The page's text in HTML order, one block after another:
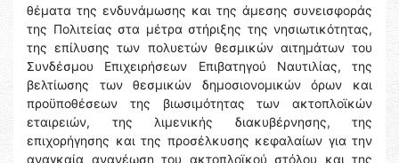
θέματα της ενδυνάμωσης και της άμεσης συνεισφοράς
της Πολιτείας στα μέτρα στήριξης της νησιωτικότητας,
της επίλυσης των πολυετών θεσμικών αιτημάτων του
Συνδέσμου Επιχειρήσεων Επιβατηγού Ναυτιλίας, της
βελτίωσης των θεσμικών δημοσιονομικών όρων και
προϋποθέσεων της βιωσιμότητας των ακτοπλοϊκών
εταιρειών, της λιμενικής διακυβέρνησης, της
επιχορήγησης και της προσέλκυσης κεφαλαίων για την
αναγκαία ανανέωση του ακτοπλοϊκού στόλου και της